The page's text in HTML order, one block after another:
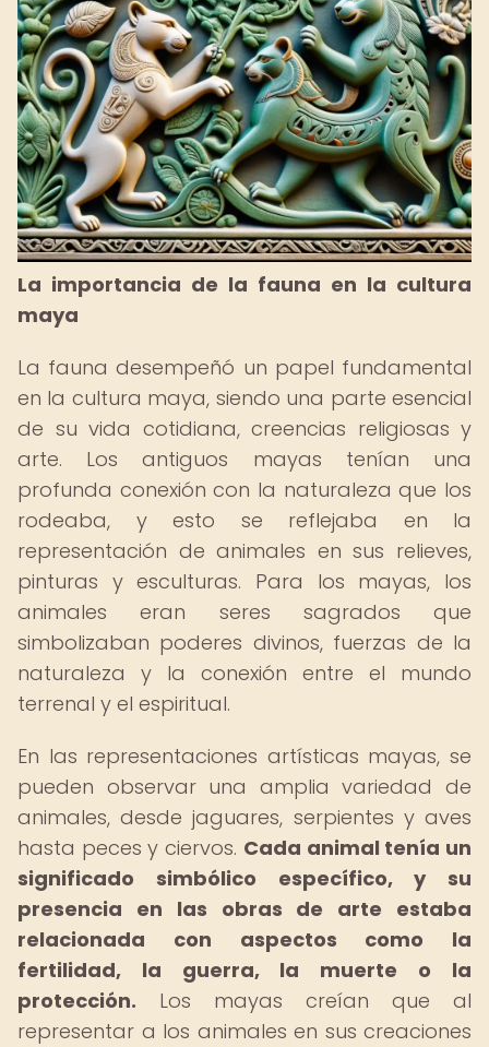
La importancia de la fauna en la cultura
maya
La fauna desempeñó un papel fundamental
en la cultura maya, siendo una parte esencial
de su vida cotidiana, creencias religiosas y
arte. Los antiguos mayas tenían una
profunda conexión con la naturaleza que los
rodeaba, y esto se reflejaba en la
representación de animales en sus relieves,
pinturas y esculturas. Para los mayas, los
animales eran seres sagrados que
simbolizaban poderes divinos, fuerzas de la
naturaleza y la conexión entre el mundo
terrenal y el espiritual.
En las representaciones artísticas mayas, se
pueden observar una amplia variedad de
animales, desde jaguares, serpientes y aves
hasta peces y ciervos. Cada animal tenía un
significado simbólico específico, y su
presencia en las obras de arte estaba
relacionada con aspectos como la
fertilidad, la guerra, la muerte o la
protección. Los mayas creían que al
representar a los animales en sus creaciones